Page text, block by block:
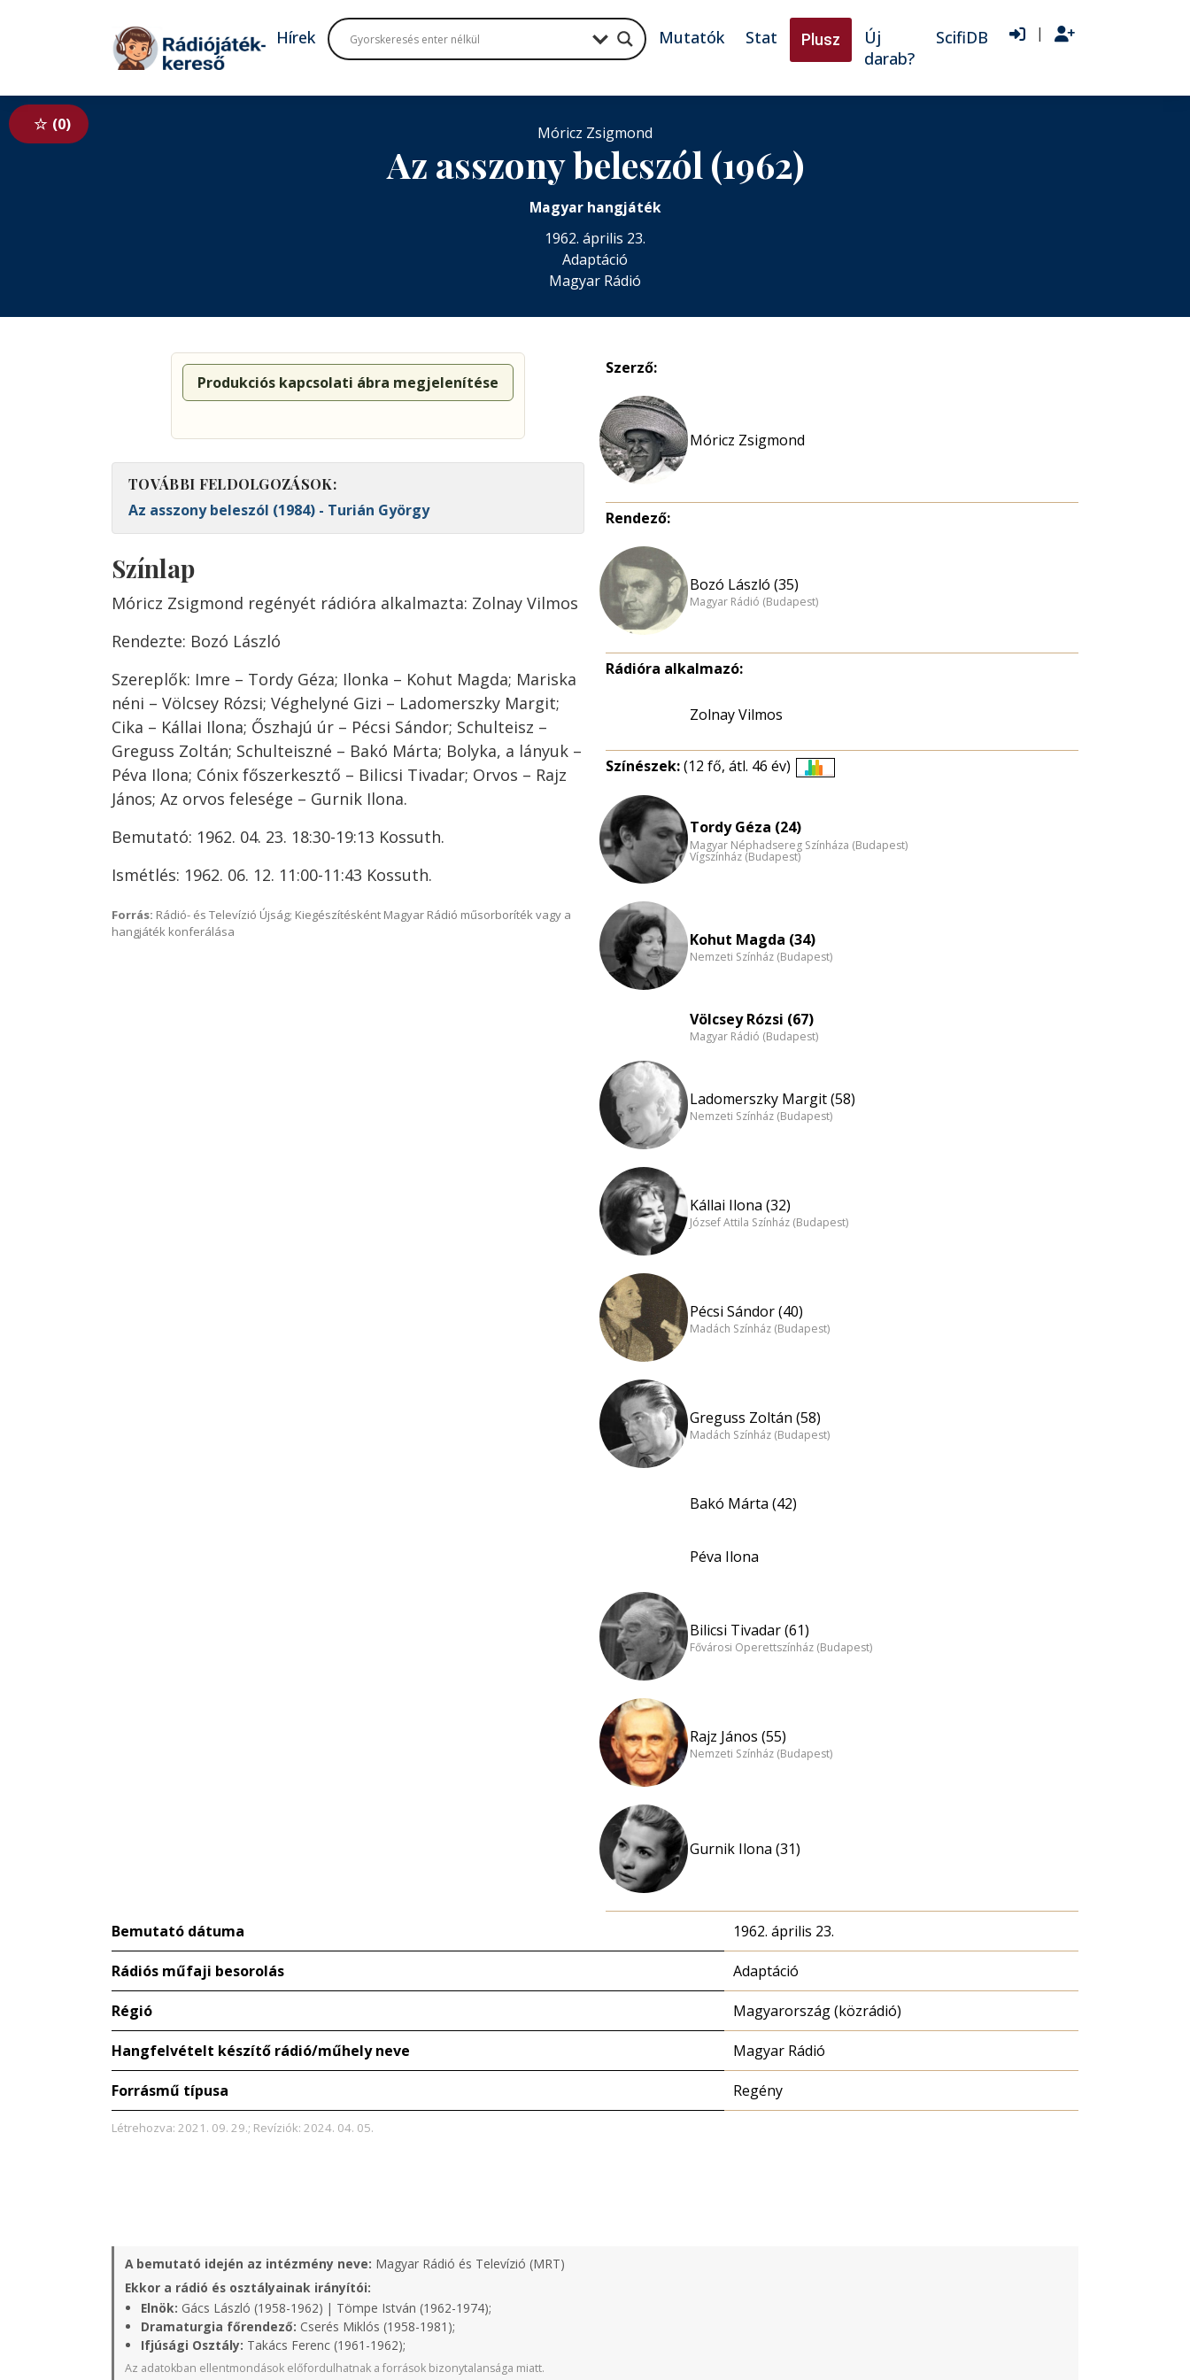
Tovább a tartalomhoz
Hírek Mutatók Stat Plusz
Új
darab?
ScifiDB |
0 Móricz Zsigmond
Az asszony beleszól (1962)
Magyar hangjáték
1962. április 23.
Adaptáció
Magyar Rádió
Produkciós kapcsolati ábra megjelenítése
TOVÁBBI FELDOLGOZÁSOK:
Az asszony beleszól (1984) - Turián György
Színlap
Móricz Zsigmond regényét rádióra alkalmazta: Zolnay Vilmos
Rendezte: Bozó László
Szereplők: Imre – Tordy Géza; Ilonka – Kohut Magda; Mariska
néni – Völcsey Rózsi; Véghelyné Gizi – Ladomerszky Margit;
Cika – Kállai Ilona; Őszhajú úr – Pécsi Sándor; Schulteisz –
Greguss Zoltán; Schulteiszné – Bakó Márta; Bolyka, a lányuk –
Péva Ilona; Cónix főszerkesztő – Bilicsi Tivadar; Orvos – Rajz
János; Az orvos felesége – Gurnik Ilona.
Bemutató: 1962. 04. 23. 18:30-19:13 Kossuth.
Ismétlés: 1962. 06. 12. 11:00-11:43 Kossuth.
Forrás: Rádió- és Televízió Újság; Kiegészítésként Magyar Rádió műsorboríték vagy a
hangjáték konferálása
Szerző:
Móricz Zsigmond
Rendező:
Bozó László (35)
Magyar Rádió (Budapest)
Rádióra alkalmazó:
Zolnay Vilmos
Színészek:(12 fő, átl. 46 év)
Tordy Géza (24)
Magyar Néphadsereg Színháza (Budapest)
Vígszínház (Budapest)
Kohut Magda (34)
Nemzeti Színház (Budapest)
Völcsey Rózsi (67)
Magyar Rádió (Budapest)
Ladomerszky Margit (58)
Nemzeti Színház (Budapest)
Kállai Ilona (32)
József Attila Színház (Budapest)
Pécsi Sándor (40)
Madách Színház (Budapest)
Greguss Zoltán (58)
Madách Színház (Budapest)
Bakó Márta (42)
Péva Ilona
Bilicsi Tivadar (61)
Fővárosi Operettszínház (Budapest)
Rajz János (55)
Nemzeti Színház (Budapest)
Gurnik Ilona (31)
Bemutató dátuma 1962. április 23.
Rádiós műfaji besorolás Adaptáció
Régió Magyarország (közrádió)
Hangfelvételt készítő rádió/műhely neve Magyar Rádió
Forrásmű típusa Regény
Létrehozva: 2021. 09. 29.; Revíziók: 2024. 04. 05.
A bemutató idején az intézmény neve: Magyar Rádió és Televízió (MRT)
Ekkor a rádió és osztályainak irányítói:
Elnök: Gács László (1958-1962) | Tömpe István (1962-1974);
Dramaturgia főrendező: Cserés Miklós (1958-1981);
Ifjúsági Osztály: Takács Ferenc (1961-1962);
Az adatokban ellentmondások előfordulhatnak a források bizonytalansága miatt.